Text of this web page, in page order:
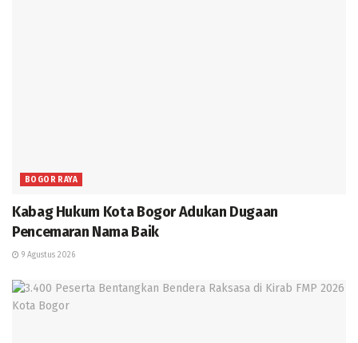
BOGOR RAYA
Kabag Hukum Kota Bogor Adukan Dugaan
Pencemaran Nama Baik
9 Agustus 2026